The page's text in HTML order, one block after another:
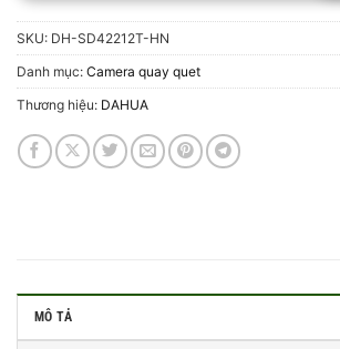
SKU: DH-SD42212T-HN
Danh mục: Camera quay quet
Thương hiệu: DAHUA
MÔ TẢ